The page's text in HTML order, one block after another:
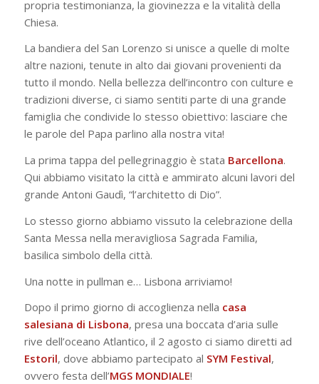
propria testimonianza, la giovinezza e la vitalità della
Chiesa.
La bandiera del San Lorenzo si unisce a quelle di molte
altre nazioni, tenute in alto dai giovani provenienti da
tutto il mondo. Nella bellezza dell’incontro con culture e
tradizioni diverse, ci siamo sentiti parte di una grande
famiglia che condivide lo stesso obiettivo: lasciare che
le parole del Papa parlino alla nostra vita!
La prima tappa del pellegrinaggio è stata Barcellona.
Qui abbiamo visitato la città e ammirato alcuni lavori del
grande Antoni Gaudì, “l’architetto di Dio”.
Lo stesso giorno abbiamo vissuto la celebrazione della
Santa Messa nella meravigliosa Sagrada Familia,
basilica simbolo della città.
Una notte in pullman e… Lisbona arriviamo!
Dopo il primo giorno di accoglienza nella casa
salesiana di Lisbona, presa una boccata d’aria sulle
rive dell’oceano Atlantico, il 2 agosto ci siamo diretti ad
Estoril, dove abbiamo partecipato al SYM Festival,
ovvero festa dell’MGS MONDIALE!